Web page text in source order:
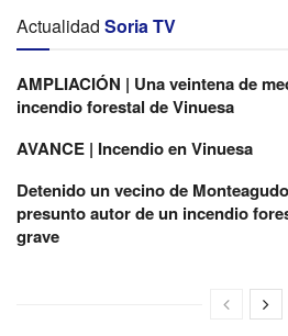
Actualidad Soria TV
AMPLIACIÓN | Una veintena de
incendio forestal de Vinuesa
AVANCE | Incendio en Vinuesa
Detenido un vecino de
presunto autor de un incendio
grave